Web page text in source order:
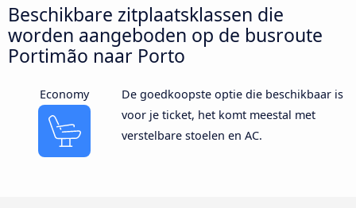
Beschikbare zitplaatsklassen die
worden aangeboden op de busroute
Portimão naar Porto
Economy
De goedkoopste optie die beschikbaar is
voor je ticket, het komt meestal met
verstelbare stoelen en AC.